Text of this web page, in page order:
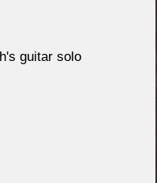
guitar solo